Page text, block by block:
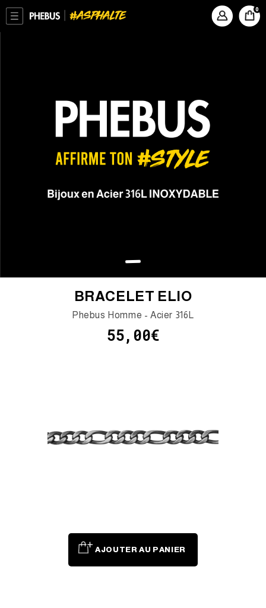
PHEBUS ASPHALTE
BRACELET ELIO
Phebus Homme - Acier 316L
55,00€
AJOUTER AU PANIER